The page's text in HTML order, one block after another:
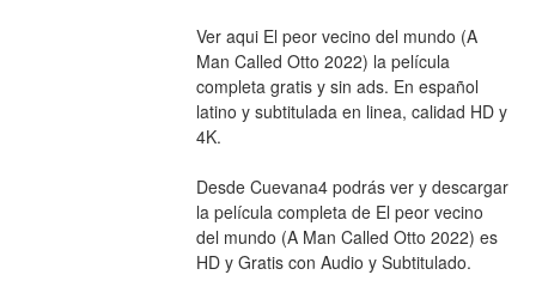
Ver aqui El peor vecino del mundo (A
Man Called Otto 2022) la película
completa gratis y sin ads. En español
latino y subtitulada en linea, calidad HD y
4K.
Desde Cuevana4 podrás ver y descargar
la película completa de El peor vecino
del mundo (A Man Called Otto 2022) es
HD y Gratis con Audio y Subtitulado.